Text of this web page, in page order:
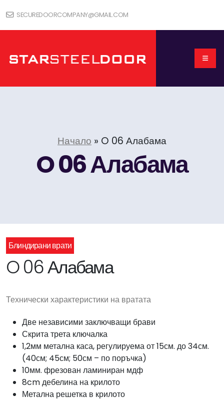
SECUREDOORCOMPANY@GMAIL.COM
Начало » O 06 Алабама
O 06 Алабама
Блиндирани врати
O 06 Алабама
Технически характеристики на вратата
Две независими заключващи брави
Скрита трета ключалка
1,2мм метална каса, регулируема от 15см. до 34см.
(40см; 45см; 50см – по поръчка)
10мм. фрезован ламиниран мдф
8cm дебелина на крилото
Метална решетка в крилото